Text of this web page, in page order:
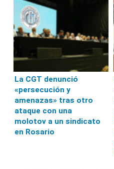
La CGT denunció
«persecución y
amenazas» tras otro
ataque con una
molotov a un sindicato
en Rosario